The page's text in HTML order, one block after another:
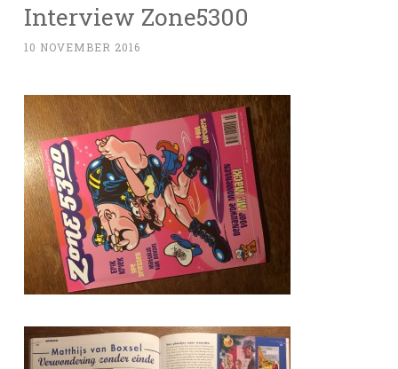
Interview Zone5300
10 NOVEMBER 2016